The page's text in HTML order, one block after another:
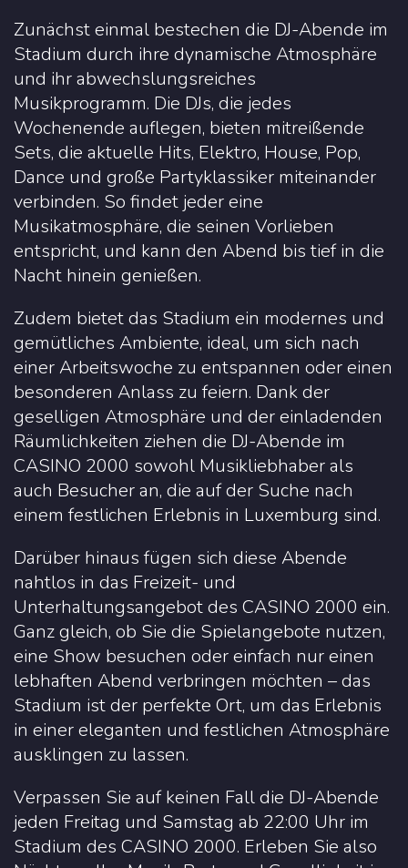
Zunächst einmal bestechen die DJ-Abende im
Stadium durch ihre dynamische Atmosphäre
und ihr abwechslungsreiches
Musikprogramm. Die DJs, die jedes
Wochenende auflegen, bieten mitreißende
Sets, die aktuelle Hits, Elektro, House, Pop,
Dance und große Partyklassiker miteinander
verbinden. So findet jeder eine
Musikatmosphäre, die seinen Vorlieben
entspricht, und kann den Abend bis tief in die
Nacht hinein genießen.
Zudem bietet das Stadium ein modernes und
gemütliches Ambiente, ideal, um sich nach
einer Arbeitswoche zu entspannen oder einen
besonderen Anlass zu feiern. Dank der
geselligen Atmosphäre und der einladenden
Räumlichkeiten ziehen die DJ-Abende im
CASINO 2000 sowohl Musikliebhaber als
auch Besucher an, die auf der Suche nach
einem festlichen Erlebnis in Luxemburg sind.
Darüber hinaus fügen sich diese Abende
nahtlos in das Freizeit- und
Unterhaltungsangebot des CASINO 2000 ein.
Ganz gleich, ob Sie die Spielangebote nutzen,
eine Show besuchen oder einfach nur einen
lebhaften Abend verbringen möchten – das
Stadium ist der perfekte Ort, um das Erlebnis
in einer eleganten und festlichen Atmosphäre
ausklingen zu lassen.
Verpassen Sie auf keinen Fall die DJ-Abende
jeden Freitag und Samstag ab 22:00 Uhr im
Stadium des CASINO 2000. Erleben Sie also